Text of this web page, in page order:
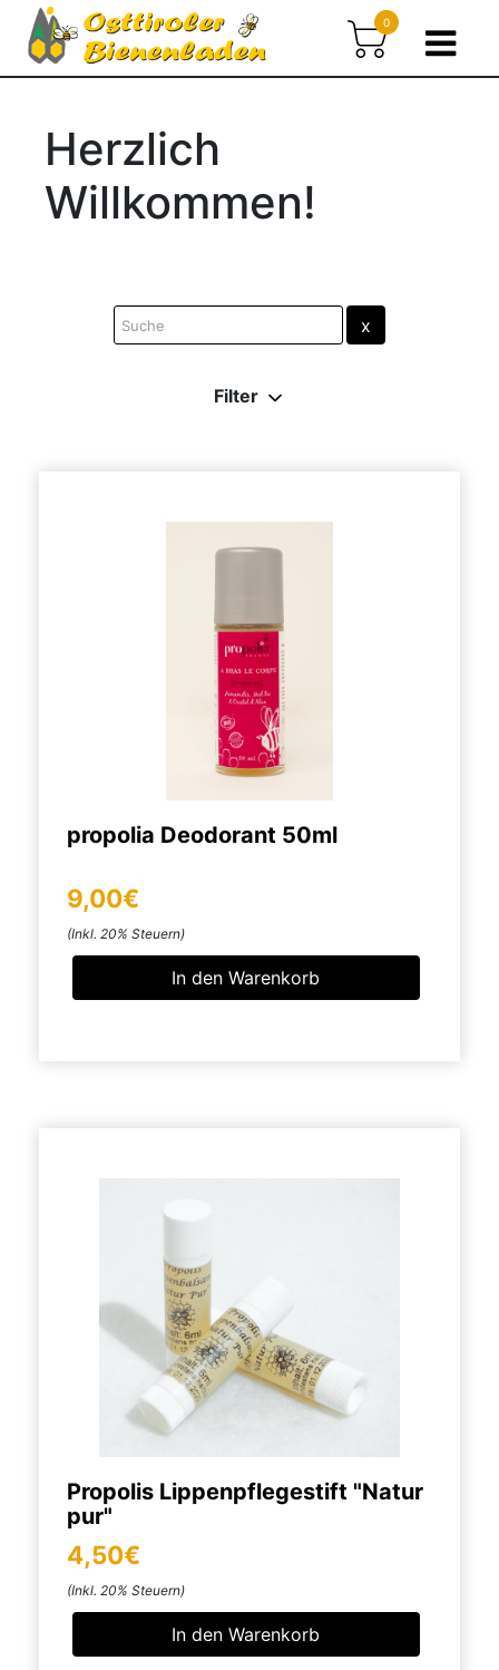
0
Herzlich
Willkommen!
Filter
propolia Deodorant 50ml
9,00€
(Inkl. 20% Steuern)
Propolis Lippenpflegestift "Natur
pur"
4,50€
(Inkl. 20% Steuern)